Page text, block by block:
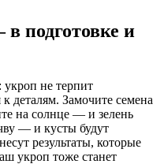
подготовке и
укроп не терпит
деталям. Замочите семена
на солнце — и зелень
— и кусты будут
результаты, которые
укроп тоже станет